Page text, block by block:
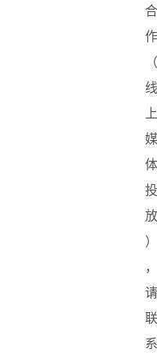
合
作
（
线
上
媒
体
投
放
）
，
请
联
系